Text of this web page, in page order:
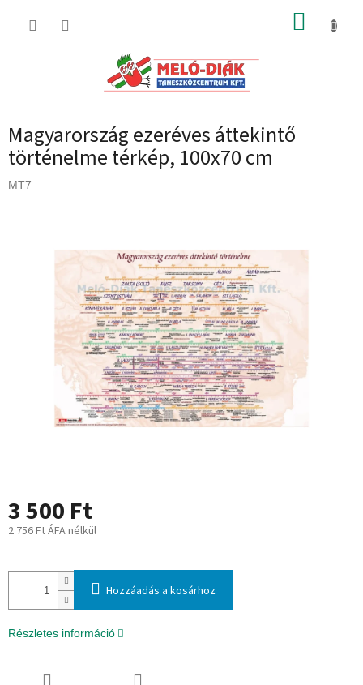
KOSÁR
Magyarország ezeréves áttekintő
történelme térkép, 100x70 cm
MT7
3 500 Ft
2 756 Ft ÁFA nélkül
Hozzáadás a kosárhoz
Részletes információ